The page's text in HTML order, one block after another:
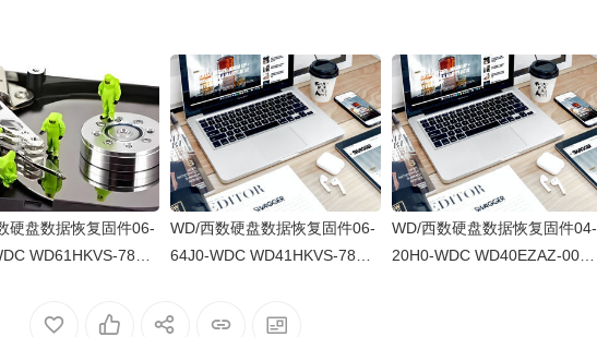
硬盘数据恢复固件06-
WD61HKVS-78AU
00060064-2700
WD/西数硬盘数据恢复固件06-
64J0-WDC WD41HKVS-78AU
WD/西数硬盘数据恢复固件04-
20H0-WDC WD40EZAZ-00SF